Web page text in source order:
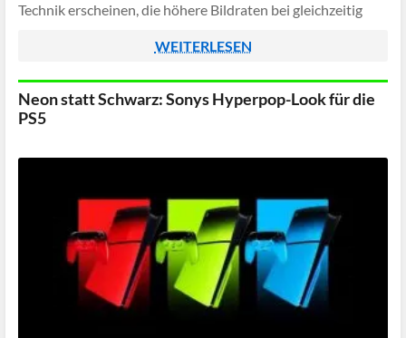
Technik erscheinen, die höhere Bildraten bei gleichzeitig
derzeit für das erste Quartal 2026 erwartet, eine offizielle
[…]
WEITERLESEN
Neon statt Schwarz: Sonys Hyperpop-Look für die
PS5